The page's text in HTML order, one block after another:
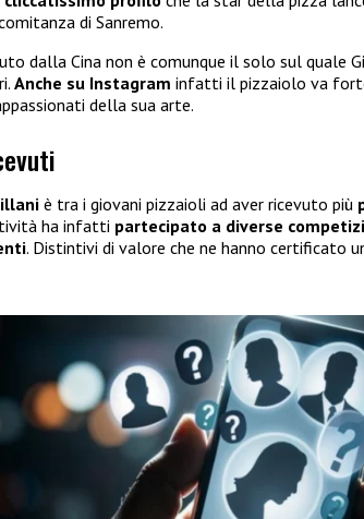
di Sanremo.
dalla Cina non è comunque il solo sul quale
Anche su Instagram infatti il pizzaiolo va
della sua arte.
è tra i giovani pizzaioli ad aver ricevuto più
ha infatti partecipato a diverse
. Distintivi di valore che ne hanno certificato